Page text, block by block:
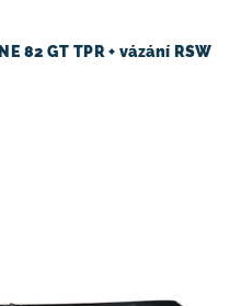
82 GT TPR + vázání RSW